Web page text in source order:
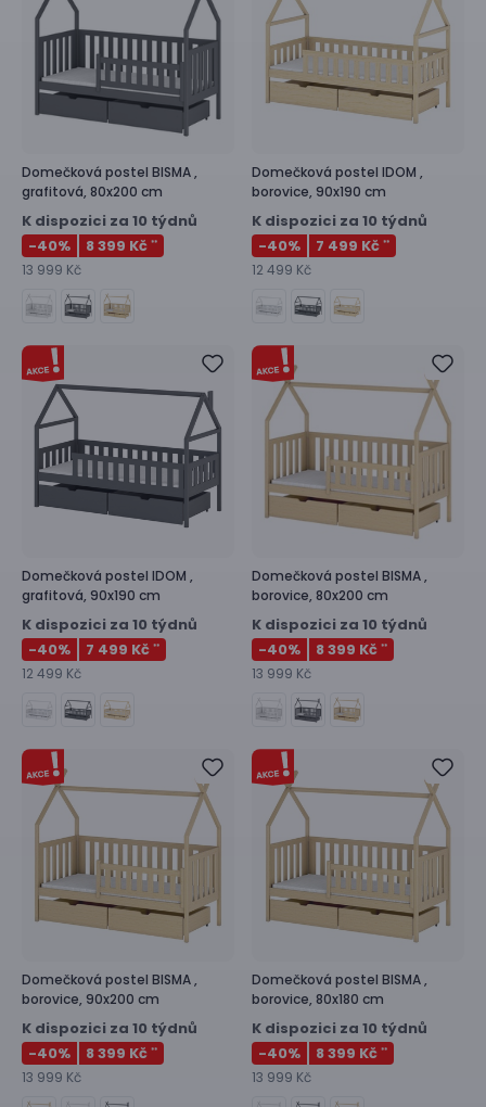
Domečková postel BISMA ,
grafitová, 80x200 cm
K dispozici za 10 týdnů
-40% 8 399 Kč **
13 999 Kč
Domečková postel IDOM ,
borovice, 90x190 cm
K dispozici za 10 týdnů
-40% 7 499 Kč **
12 499 Kč
Domečková postel IDOM ,
grafitová, 90x190 cm
K dispozici za 10 týdnů
-40% 7 499 Kč **
12 499 Kč
Domečková postel BISMA ,
borovice, 80x200 cm
K dispozici za 10 týdnů
-40% 8 399 Kč **
13 999 Kč
Domečková postel BISMA ,
borovice, 90x200 cm
K dispozici za 10 týdnů
-40% 8 399 Kč **
13 999 Kč
Domečková postel BISMA ,
borovice, 80x180 cm
K dispozici za 10 týdnů
-40% 8 399 Kč **
13 999 Kč